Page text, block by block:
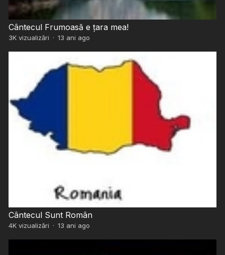
Cântecul Frumoasă e țara mea!
3Kvizualizări · 13 ani ago
Cântecul Sunt Român
4Kvizualizări · 13 ani ago